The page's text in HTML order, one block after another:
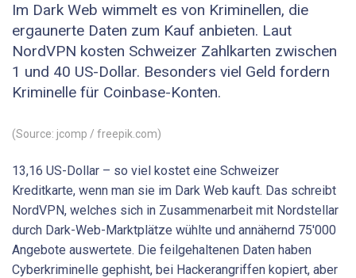
Im Dark Web wimmelt es von Kriminellen, die
ergaunerte Daten zum Kauf anbieten. Laut
NordVPN kosten Schweizer Zahlkarten zwischen
1 und 40 US-Dollar. Besonders viel Geld fordern
Kriminelle für Coinbase-Konten.
(Source: jcomp / freepik.com)
13,16 US-Dollar – so viel kostet eine Schweizer
Kreditkarte, wenn man sie im Dark Web kauft. Das schreibt
NordVPN, welches sich in Zusammenarbeit mit Nordstellar
durch Dark-Web-Marktplätze wühlte und annähernd 75'000
Angebote auswertete. Die feilgehaltenen Daten haben
Cyberkriminelle gephisht, bei Hackerangriffen kopiert, aber